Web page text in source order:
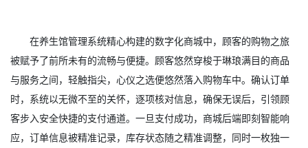
在养生馆管理系统精心构建的数字化商城中，顾客的购物之旅
被赋予了前所未有的流畅与便捷。顾客悠然穿梭于琳琅满目的商品
与服务之间，轻触指尖，心仪之选便悠然落入购物车中。确认订单
时，系统以无微不至的关怀，逐项核对信息，确保无误后，引领顾
客步入安全快捷的支付通道。一旦支付成功，商城后端即刻智能响
应，订单信息被精准记录，库存状态随之精准调整，同时一枚独一